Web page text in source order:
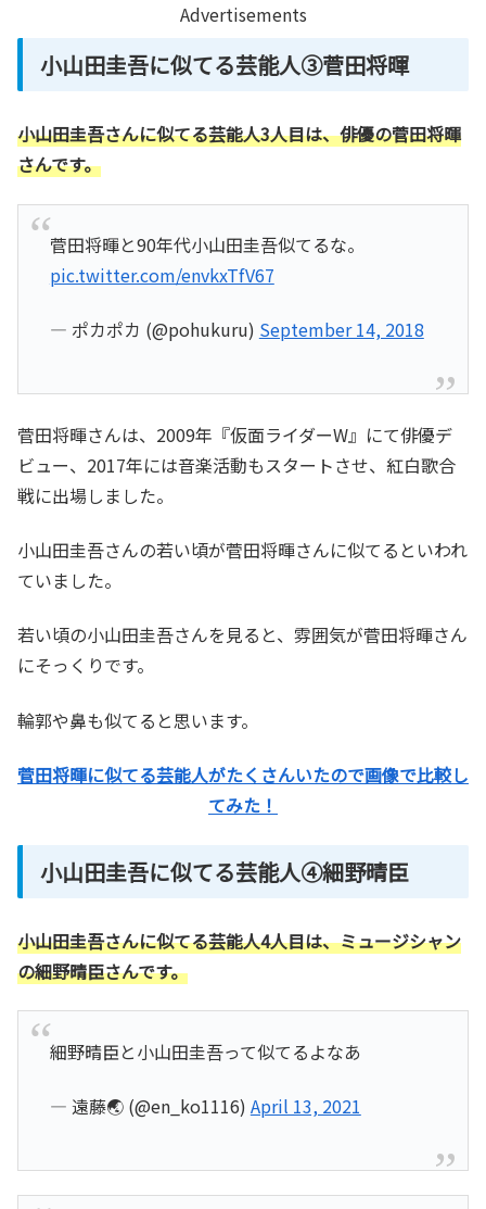
Advertisements
小山田圭吾に似てる芸能人③菅田将暉
小山田圭吾さんに似てる芸能人3人目は、俳優の菅田将暉
さんです。
菅田将暉と90年代小山田圭吾似てるな。
pic.twitter.com/envkxTfV67
— ポカポカ (@pohukuru) September 14, 2018
菅田将暉さんは、2009年『仮面ライダーW』にて俳優デ
ビュー、2017年には音楽活動もスタートさせ、紅白歌合
戦に出場しました。
小山田圭吾さんの若い頃が菅田将暉さんに似てるといわれ
ていました。
若い頃の小山田圭吾さんを見ると、雰囲気が菅田将暉さん
にそっくりです。
輪郭や鼻も似てると思います。
菅田将暉に似てる芸能人がたくさんいたので画像で比較し
てみた！
小山田圭吾に似てる芸能人④細野晴臣
小山田圭吾さんに似てる芸能人4人目は、ミュージシャン
の細野晴臣さんです。
細野晴臣と小山田圭吾って似てるよなあ
— 遠藤🌏 (@en_ko1116) April 13, 2021